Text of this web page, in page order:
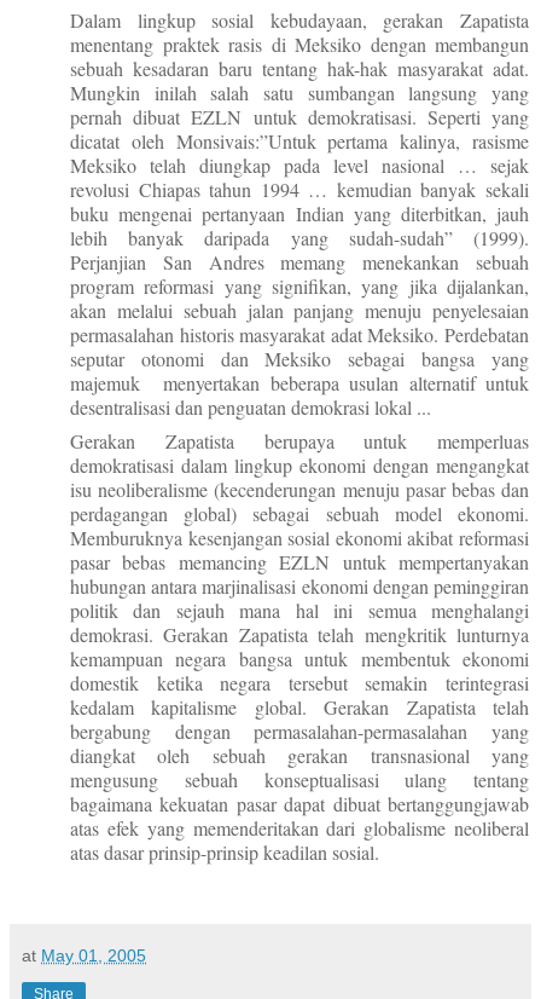
Dalam lingkup sosial kebudayaan, gerakan Zapatista
menentang praktek rasis di Meksiko dengan membangun
sebuah kesadaran baru tentang hak-hak masyarakat adat.
Mungkin inilah salah satu sumbangan langsung yang
pernah dibuat EZLN untuk demokratisasi. Seperti yang
dicatat oleh Monsivais:”Untuk pertama kalinya, rasisme
Meksiko telah diungkap pada level nasional … sejak
revolusi Chiapas tahun 1994 … kemudian banyak sekali
buku mengenai pertanyaan Indian yang diterbitkan, jauh
lebih banyak daripada yang sudah-sudah” (1999).
Perjanjian San Andres memang menekankan sebuah
program reformasi yang signifikan, yang jika dijalankan,
akan melalui sebuah jalan panjang menuju penyelesaian
permasalahan historis masyarakat adat Meksiko. Perdebatan
seputar otonomi dan Meksiko sebagai bangsa yang
majemuk menyertakan beberapa usulan alternatif untuk
desentralisasi dan penguatan demokrasi lokal ...
Gerakan Zapatista berupaya untuk memperluas
demokratisasi dalam lingkup ekonomi dengan mengangkat
isu neoliberalisme (kecenderungan menuju pasar bebas dan
perdagangan global) sebagai sebuah model ekonomi.
Memburuknya kesenjangan sosial ekonomi akibat reformasi
pasar bebas memancing EZLN untuk mempertanyakan
hubungan antara marjinalisasi ekonomi dengan peminggiran
politik dan sejauh mana hal ini semua menghalangi
demokrasi. Gerakan Zapatista telah mengkritik lunturnya
kemampuan negara bangsa untuk membentuk ekonomi
domestik ketika negara tersebut semakin terintegrasi
kedalam kapitalisme global. Gerakan Zapatista telah
bergabung dengan permasalahan-permasalahan yang
diangkat oleh sebuah gerakan transnasional yang
mengusung sebuah konseptualisasi ulang tentang
bagaimana kekuatan pasar dapat dibuat bertanggungjawab
atas efek yang memenderitakan dari globalisme neoliberal
atas dasar prinsip-prinsip keadilan sosial.
at May 01, 2005
Share